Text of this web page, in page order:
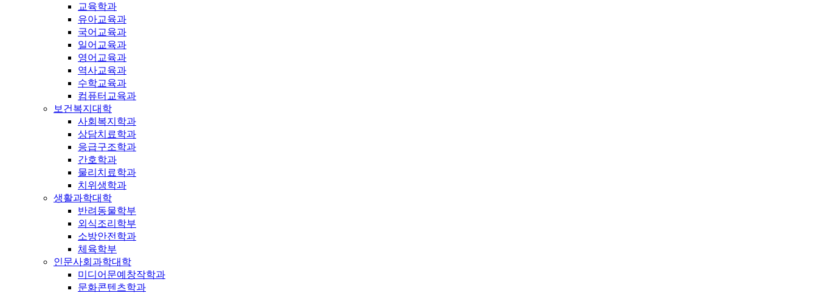
교육학과
유아교육과
국어교육과
일어교육과
영어교육과
역사교육과
수학교육과
컴퓨터교육과
보건복지대학
사회복지학과
상담치료학과
응급구조학과
간호학과
물리치료학과
치위생학과
생활과학대학
반려동물학부
외식조리학부
소방안전학과
체육학부
인문사회과학대학
미디어문예창작학과
문화콘텐츠학과